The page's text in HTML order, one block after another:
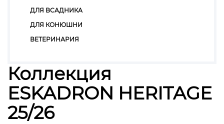
ДЛЯ ВСАДНИКА
ДЛЯ КОНЮШНИ
ВЕТЕРИНАРИЯ
Коллекция
ESKADRON HERITAGE
25/26